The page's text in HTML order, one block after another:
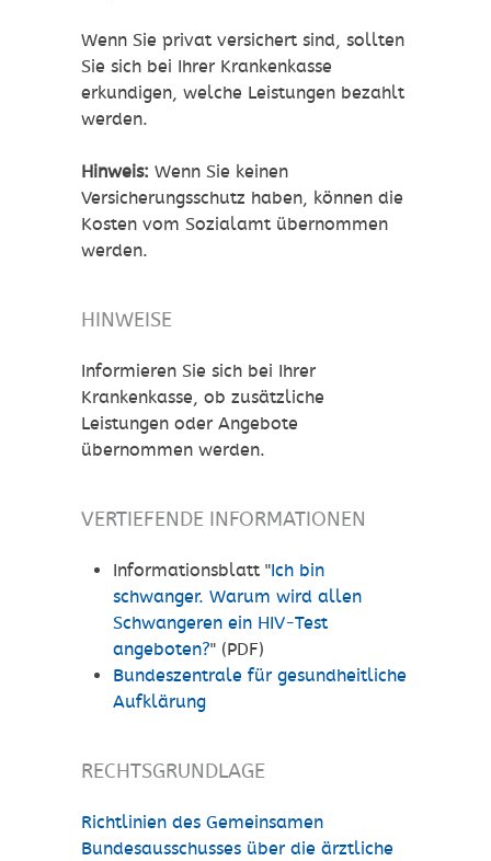
Wenn Sie privat versichert sind, sollten
Sie sich bei Ihrer Krankenkasse
erkundigen, welche Leistungen bezahlt
werden.
Hinweis: Wenn Sie keinen
Versicherungsschutz haben, können die
Kosten vom Sozialamt übernommen
werden.
HINWEISE
Informieren Sie sich bei Ihrer
Krankenkasse, ob zusätzliche
Leistungen oder Angebote
übernommen werden.
VERTIEFENDE INFORMATIONEN
Informationsblatt "Ich bin
schwanger. Warum wird allen
Schwangeren ein HIV-Test
angeboten?" (PDF)
Bundeszentrale für gesundheitliche
Aufklärung
RECHTSGRUNDLAGE
Richtlinien des Gemeinsamen
Bundesausschusses über die ärztliche